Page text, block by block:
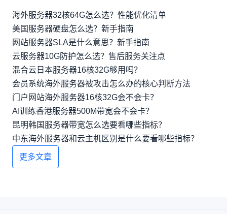
海外服务器32核64G怎么选？性能优化清单
美国服务器硬盘怎么选？新手指南
网站服务器SLA是什么意思？新手指南
云服务器10G防护怎么选？售后服务关注点
混合云日本服务器16核32G够用吗？
会员系统海外服务器被攻击怎么办的核心判断方法
门户网站海外服务器16核32G会不会卡？
AI训练香港服务器500M带宽会不会卡？
昆明韩国服务器带宽怎么选要看哪些指标？
中东海外服务器和云主机区别是什么要看哪些指标？
更多文章